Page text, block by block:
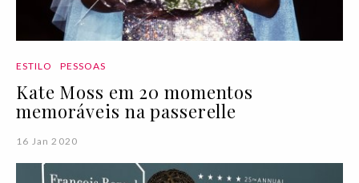
ESTILO PESSOAS
Kate Moss em 20 momentos
memoráveis na passerelle
16 Jan 2020